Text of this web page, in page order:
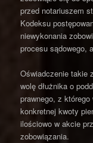
przed notariuszem
Kodeksu
niewykonania
procesu sądowego,
Oświadczenie takie
wolę dłużnika o
prawnego, z którego
konkretnej kwoty
ilościowo w akcie
zobowiązania.